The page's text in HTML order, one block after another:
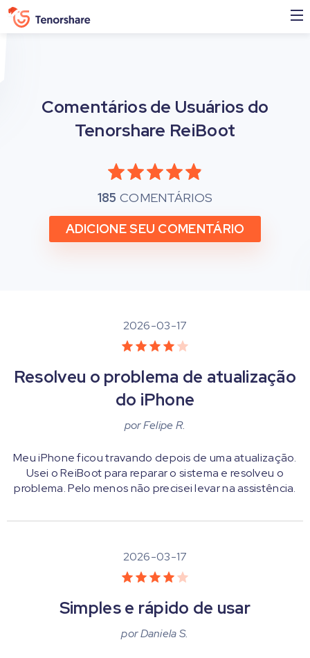
Comentários de Usuários do
Tenorshare ReiBoot
185 COMENTÁRIOS
ADICIONE SEU COMENTÁRIO
2026-03-17
Resolveu o problema de atualização
do iPhone
porFelipe R.
Meu iPhone ficou travando depois de uma atualização.
Usei o ReiBoot para reparar o sistema e resolveu o
problema. Pelo menos não precisei levar na assistência.
2026-03-17
Simples e rápido de usar
porDaniela S.